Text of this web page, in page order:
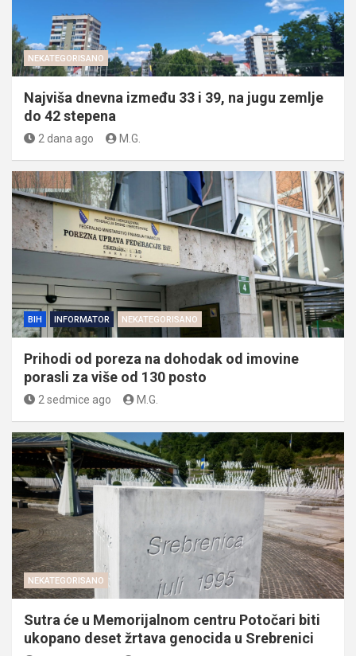
NEKATEGORISANO
Najviša dnevna između 33 i 39, na jugu zemlje
do 42 stepena
2 dana ago M.G.
BIH INFORMATOR NEKATEGORISANO
Prihodi od poreza na dohodak od imovine
porasli za više od 130 posto
2 sedmice ago M.G.
NEKATEGORISANO
Sutra će u Memorijalnom centru Potočari biti
ukopano deset žrtava genocida u Srebrenici